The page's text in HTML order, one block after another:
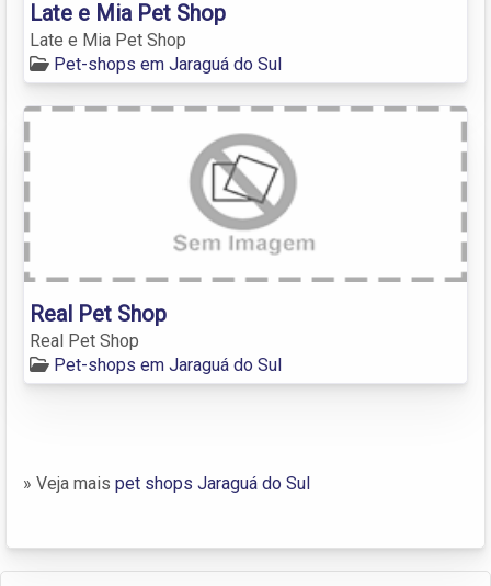
Late e Mia Pet Shop
Late e Mia Pet Shop
Pet-shops em Jaraguá do Sul
Real Pet Shop
Real Pet Shop
Pet-shops em Jaraguá do Sul
» Veja mais pet shops Jaraguá do Sul